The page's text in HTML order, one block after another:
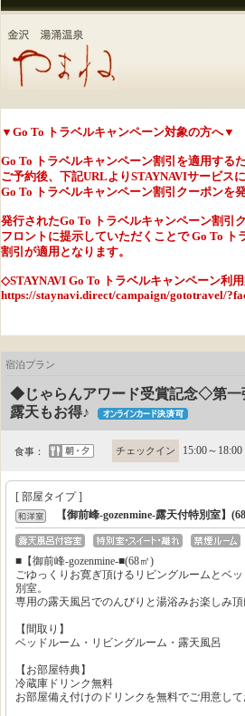
▼Go To トラベルキャンペーン対象の方へ▼
Go To トラベルキャンペーン割引を適用するた
ご予約後、下記URLよりSTAYNAVIサービスに
Go To トラベルキャンペーン割引クーポンを
発行されたGo To トラベルキャンペーン割引
フロントに提示していただくことで Go To ト
割引が適用となります。
◇STAYNAVI Go To トラベルキャンペーン利
https://staynavi.direct/campaign/gototravel/
宿泊プラン
◆じゃらんアワード受賞記念◇第一
露天もお得♪
食事： チェックイン 15:00～18:00
[ 部屋タイプ ]
【御前峰-gozenmine-露天付特別室】
■【御前峰-gozenmine-■(68㎡)
ごゆっくりお寛ぎ頂けるリビングルームとベ
別室。
専用の露天風呂でのんびりと湯浴みお楽しみ頂
【間取り】
ベッドルーム・リビングルーム・露天風呂
【お部屋特典】
冷蔵庫ドリンク無料
お部屋備え付けのドリンクを無料でご用意し